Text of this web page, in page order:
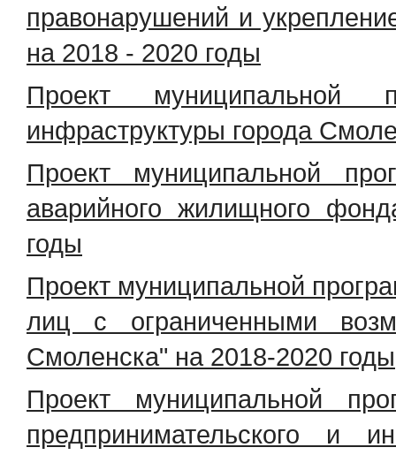
правонарушений и
на 2018 - 2020 годы
Проект муниципальной
инфраструктуры города
Проект муниципальной
аварийного жилищного
годы
Проект муниципальной
лиц с ограниченными
Смоленска" на 2018-2020 годы
Проект муниципальной
предпринимательского и